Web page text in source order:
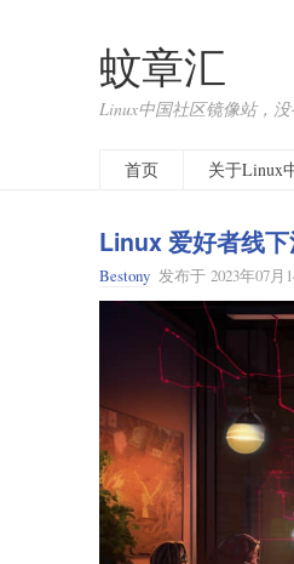
蚊章汇
Linux中国社区镜像站，没
首页
关于Linux
Linux 爱好者线
Bestony 发布于 2023年07月